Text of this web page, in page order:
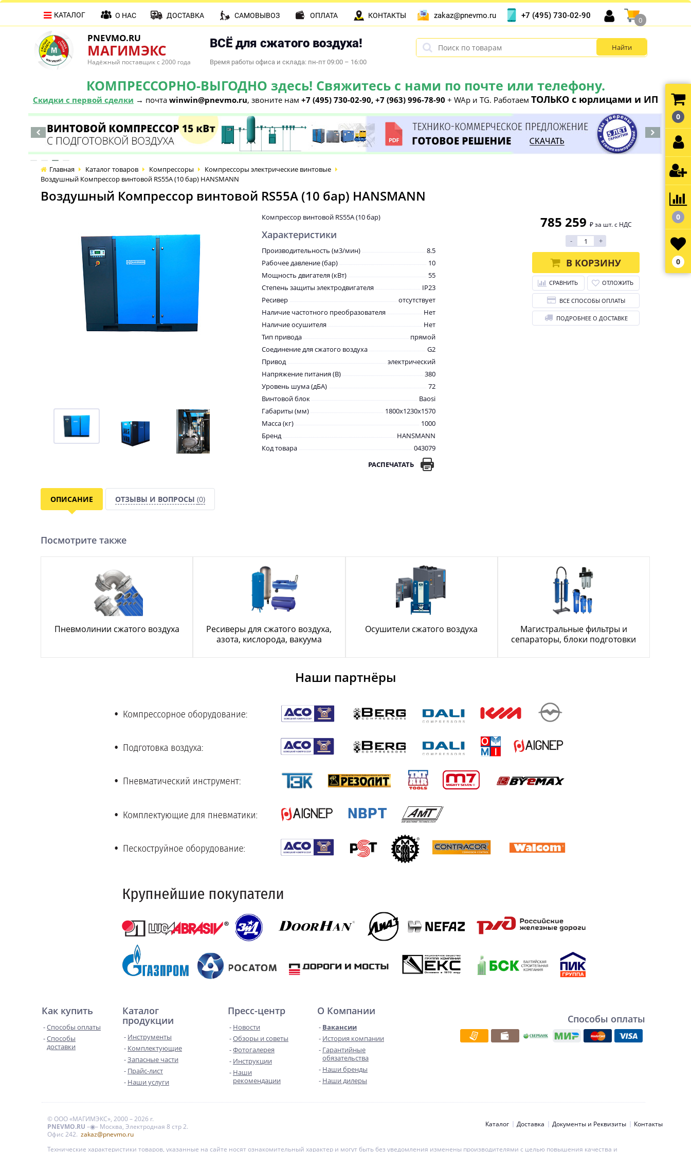
PNEVMO.RU
МАГИМЭКС
Надёжный поставщик с 2000 года
ВСЁ для сжатого воздуха!
Время работы офиса и склада: пн-пт 09:00 – 16:00
КОМПРЕССОРНО-ВЫГОДНО здесь! Свяжитесь с нами по почте или телефону.
Скидки с первой сделки → почта winwin@pnevmo.ru, звоните нам +7 (495) 730-02-90, +7 (963) 996-78-90 + WAp и TG. Работаем ТОЛЬКО с юрлицами и ИП
КАТАЛОГ О НАС ДОСТАВКА САМОВЫВОЗ ОПЛАТА КОНТАКТЫ zakaz@pnevmo.ru +7 (495) 730-02-90
0
Главная Каталог товаров Компрессоры
Компрессоры электрические винтовые
Воздушный Компрессор винтовой RS55А (10 бар) HANSMANN
Воздушный Компрессор винтовой RS55А (10 бар) HANSMANN
Компрессор винтовой RS55А (10 бар)
Характеристики
Производительность (м3/мин)
8.5
Рабочее давление (бар)
10
Мощность двигателя (кВт)
55
Степень защиты электродвигателя
IP23
Ресивер
отсутствует
Наличие частотного преобразователя
Нет
Наличие осушителя
Нет
Тип привода
прямой
Соединение для сжатого воздуха
G2
Привод
электрический
Напряжение питания (В)
380
Уровень шума (дБА)
72
Винтовой блок
Baosi
Габариты (мм)
1800x1230x1570
Масса (кг)
1000
Бренд
HANSMANN
Код товара
043079
РАСПЕЧАТАТЬ
785 259 ₽ за шт. с НДС
- +
В КОРЗИНУ
СРАВНИТЬ ОТЛОЖИТЬ
ВСЕ СПОСОБЫ ОПЛАТЫ
ПОДРОБНЕЕ О ДОСТАВКЕ
ОПИСАНИЕ ОТЗЫВЫ И ВОПРОСЫ (0)
Посмотрите также
Пневмолинии сжатого воздуха
Ресиверы для сжатого воздуха,
азота, кислорода, вакуума
Осушители сжатого воздуха
Магистральные фильтры и
сепараторы, блоки подготовки
Наши партнёры
Как купить
Способы оплаты
Способы
доставки
Каталог
продукции
Инструменты
Комплектующие
Запасные части
Прайс-лист
Наши услуги
Пресс-центр
Новости
Обзоры и советы
Фотогалерея
Инструкции
Наши
рекомендации
О Компании
Вакансии
История компании
Гарантийные
обязательства
Наши бренды
Наши дилеры
Способы оплаты
© ООО «МАГИМЭКС», 2000 – 2026 г.
PNEVMO.RU –◉– Москва, Электродная 8 стр 2.
Офис 242. zakaz@pnevmo.ru
Каталог Доставка Документы и Реквизиты Контакты
0
0
0
Технические характеристики товаров, указанные на сайте носят ознакомительный характер и могут быть без уведомления изменены производителями с целью повышения качества и